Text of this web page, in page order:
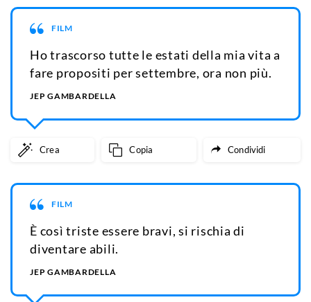
FILM
Ho trascorso tutte le estati della mia vita a
fare propositi per settembre, ora non più.
JEP GAMBARDELLA
Crea Copia Condividi
FILM
È così triste essere bravi, si rischia di
diventare abili.
JEP GAMBARDELLA